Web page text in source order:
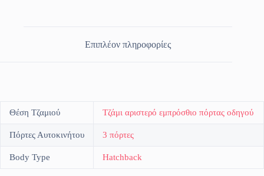
Επιπλέον πληροφορίες
Θέση Τζαμιού Τζάμι αριστερό εμπρόσθιο πόρτας οδηγού
Πόρτες Αυτοκινήτου 3 πόρτες
Body Type Hatchback